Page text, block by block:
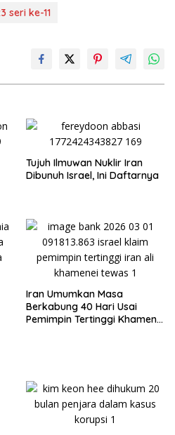
seri ke-11
Tujuh Ilmuwan Nuklir Iran
Dibunuh Israel, Ini Daftarnya
Iran Umumkan Masa
Berkabung 40 Hari Usai
Pemimpin Tertinggi Khamenei